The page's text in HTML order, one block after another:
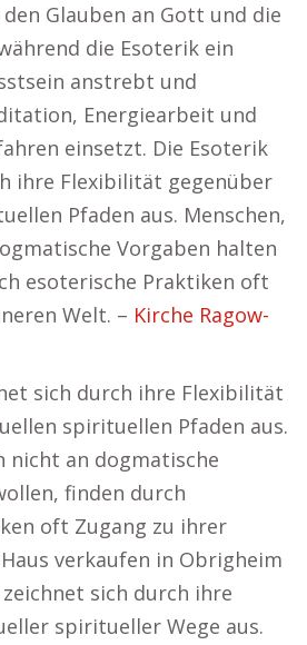
Glauben an Gott und die
die Esoterik ein
anstrebt und
Energiearbeit und
einsetzt. Die Esoterik
ihre Flexibilität gegenüber
Pfaden aus. Menschen,
Vorgaben halten
esoterische Praktiken oft
Welt. – Kirche Ragow-
sich durch ihre Flexibilität
spirituellen Pfaden aus.
nicht an dogmatische
finden durch
oft Zugang zu ihrer
verkaufen in Obrigheim
sich durch ihre
spiritueller Wege aus.